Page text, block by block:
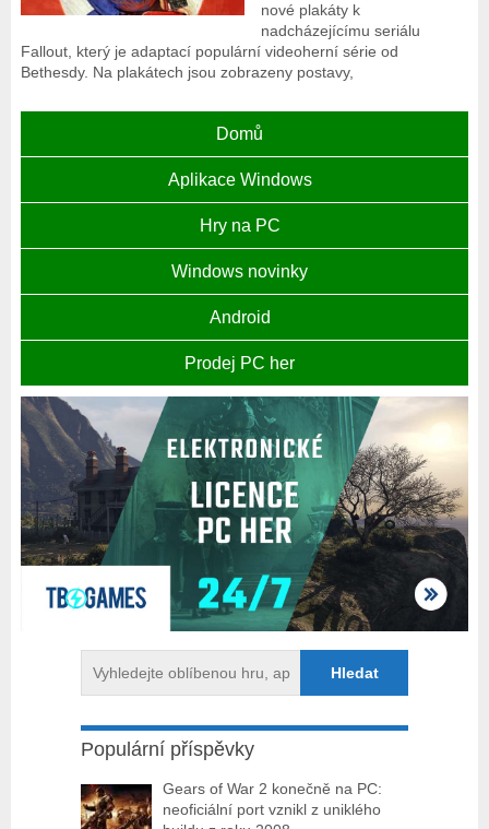
nové plakáty k
nadcházejícímu seriálu
Fallout, který je adaptací populární videoherní série od
Bethesdy. Na plakátech jsou zobrazeny postavy,
Domů
Aplikace Windows
Hry na PC
Windows novinky
Android
Prodej PC her
Populární příspěvky
Gears of War 2 konečně na PC:
neoficiální port vznikl z uniklého